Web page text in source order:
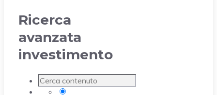
Ricerca
avanzata
investimento